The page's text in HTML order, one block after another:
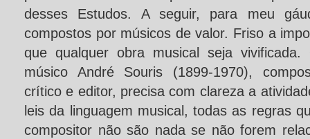
desses Estudos. A seguir, para meu
compostos por músicos de valor. Friso a
que qualquer obra musical seja
músico André Souris (1899-1970),
crítico e editor, precisa com clareza a
leis da linguagem musical, todas as regras
compositor não são nada se não forem